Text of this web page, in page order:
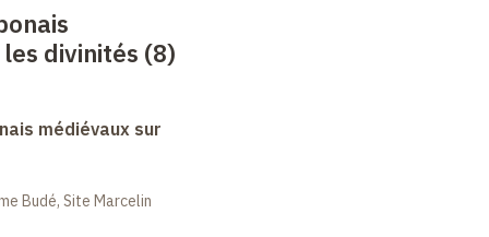
divinités (8)
médiévaux sur
Budé, Site Marcelin